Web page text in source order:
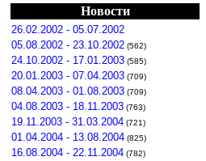
Новости
26.02.2002 - 05.07.2002
05.08.2002 - 23.10.2002 (562)
24.10.2002 - 17.01.2003 (585)
20.01.2003 - 07.04.2003 (709)
08.04.2003 - 01.08.2003 (709)
04.08.2003 - 18.11.2003 (763)
19.11.2003 - 31.03.2004 (721)
01.04.2004 - 13.08.2004 (825)
16.08.2004 - 22.11.2004 (782)